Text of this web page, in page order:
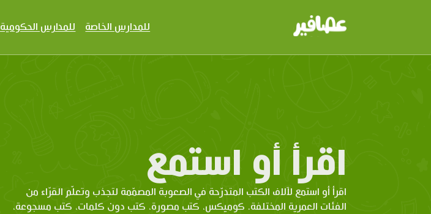
للمدارس الخاصة للمدارس الحكومية
اقرأ أو استمع
اقرأ أو استمع لآلاف الكتب المتدرّحة في الصعوبة المصمّمة لتجذب وتعلّم القرّاء من
الفئات العمرية المختلفة. كوميكس، كتب مصورة، كتب دون كلمات، كتب مسجوعة،